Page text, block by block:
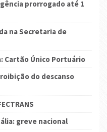
prorrogado até 1
na Secretaria de
Cartão Único Portuário
do descanso
greve nacional